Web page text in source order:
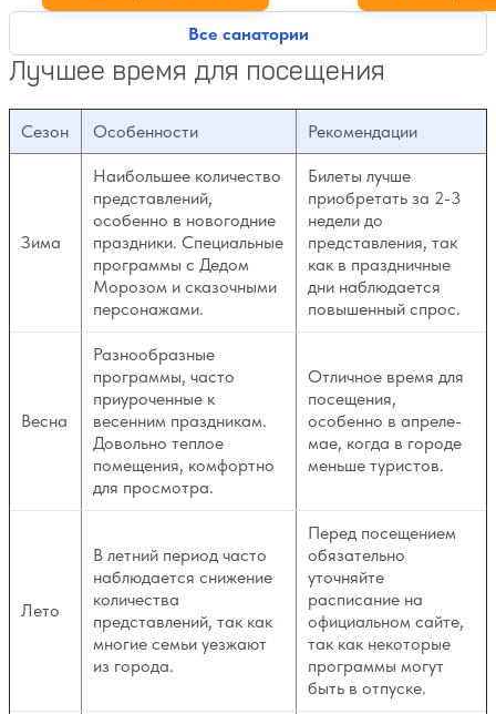
Все санатории
Лучшее время для посещения
Сезон Особенности Рекомендации
Зима
Наибольшее количество
представлений,
особенно в новогодние
праздники. Специальные
программы с Дедом
Морозом и сказочными
персонажами.
Билеты лучше
приобретать за 2-3
недели до
представления, так
как в праздничные
дни наблюдается
повышенный спрос.
Весна
Разнообразные
программы, часто
приуроченные к
весенним праздникам.
Довольно теплое
помещения, комфортно
для просмотра.
Отличное время для
посещения,
особенно в апреле-
мае, когда в городе
меньше туристов.
Лето
В летний период часто
наблюдается снижение
количества
представлений, так как
многие семьи уезжают
из города.
Перед посещением
обязательно
уточняйте
расписание на
официальном сайте,
так как некоторые
программы могут
быть в отпуске.